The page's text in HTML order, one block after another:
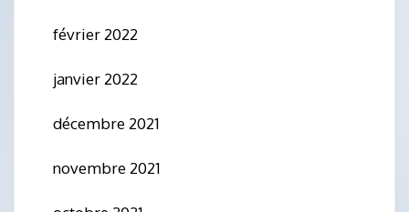
février 2022
janvier 2022
décembre 2021
novembre 2021